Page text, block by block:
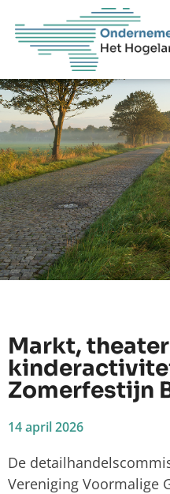
Markt,
Zomerfestijn
14 april 2026
De
Vereniging Voormalige